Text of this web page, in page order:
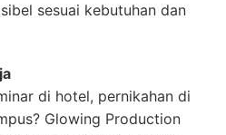
sesuai kebutuhan dan
di hotel, pernikahan di
Glowing Production